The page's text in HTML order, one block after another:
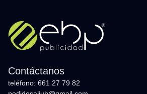
Contáctanos
teléfono: 661 27 79 82